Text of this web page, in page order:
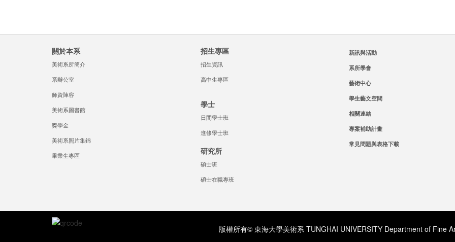
關於本系
美術系所簡介
系辦公室
師資陣容
美術系圖書館
獎學金
美術系照片集錦
畢業生專區
招生專區
招生資訊
高中生專區
學士
日間學士班
進修學士班
研究所
碩士班
碩士在職專班
新訊與活動
系所學會
藝術中心
學生藝文空間
相關連結
專案補助計畫
常見問題與表格下載
版權所有© 東海大學美術系 TUNGHAI UNIVERSITY Department of Fine